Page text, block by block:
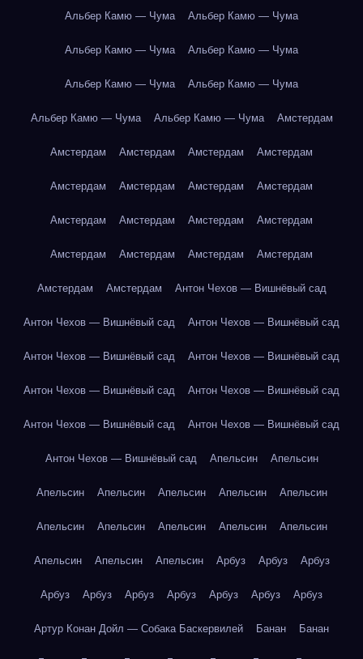
Альбер Камю — Чума Альбер Камю — Чума
Альбер Камю — Чума Альбер Камю — Чума
Альбер Камю — Чума Альбер Камю — Чума
Альбер Камю — Чума Альбер Камю — Чума Амстердам
Амстердам Амстердам Амстердам Амстердам
Амстердам Амстердам Амстердам Амстердам
Амстердам Амстердам Амстердам Амстердам
Амстердам Амстердам Амстердам Амстердам
Амстердам Амстердам Антон Чехов — Вишнёвый сад
Антон Чехов — Вишнёвый сад Антон Чехов — Вишнёвый сад
Антон Чехов — Вишнёвый сад Антон Чехов — Вишнёвый сад
Антон Чехов — Вишнёвый сад Антон Чехов — Вишнёвый сад
Антон Чехов — Вишнёвый сад Антон Чехов — Вишнёвый сад
Антон Чехов — Вишнёвый сад Апельсин Апельсин
Апельсин Апельсин Апельсин Апельсин Апельсин
Апельсин Апельсин Апельсин Апельсин Апельсин
Апельсин Апельсин Апельсин Арбуз Арбуз Арбуз
Арбуз Арбуз Арбуз Арбуз Арбуз Арбуз Арбуз
Артур Конан Дойл — Собака Баскервилей Банан Банан